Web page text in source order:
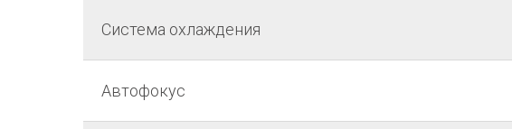
Система охлаждения
Автофокус